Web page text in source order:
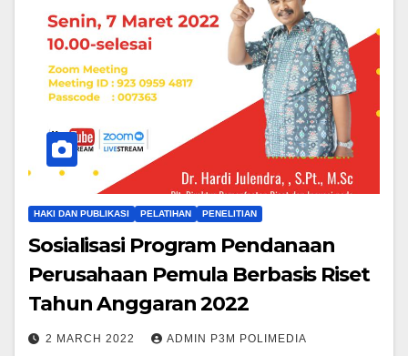
HAKI DAN PUBLIKASI PELATIHAN PENELITIAN
Sosialisasi Program Pendanaan
Perusahaan Pemula Berbasis Riset
Tahun Anggaran 2022
2 MARCH 2022 ADMIN P3M POLIMEDIA